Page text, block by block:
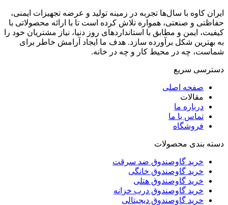
ایران کاوه با سال‌ها تجربه در زمینه تولید و عرضه تجهیزات ایمنی،
حفاظتی و صنعتی، همواره تلاش کرده است تا با ارائه محصولاتی با
کیفیت، ایمن و مطابق با استانداردهای روز دنیا، نیاز مشتریان خود را
به بهترین شکل برآورده سازد. هدف ما ایجاد آرامش خاطر برای
شماست، چه در محیط کار و چه در خانه.
دسترسی سریع
صفحه اصلی
مقالات
درباره ما
تماس با ما
فروشگاه
دسته بندی محصولات
خرید گاوصندوق ضد سرقت
خرید گاوصندوق خانگی
خرید گاوصندوق هتلی
خرید گاوصندوق درب خزانه
خرید گاوصندوق دیجیتالی